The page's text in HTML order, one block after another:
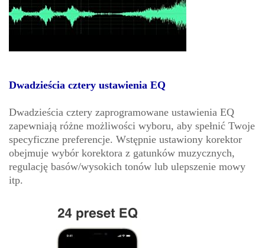
Dwadzieścia cztery ustawienia EQ
Dwadzieścia cztery zaprogramowane ustawienia EQ
zapewniają różne możliwości wyboru, aby spełnić Twoje
specyficzne preferencje. Wstępnie ustawiony korektor
obejmuje wybór korektora z gatunków muzycznych,
regulację basów/wysokich tonów lub ulepszenie mowy
itp.